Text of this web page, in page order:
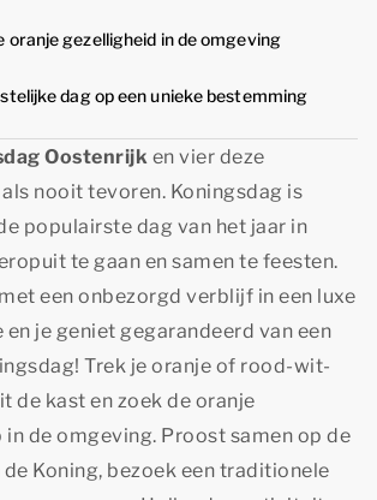
oranje gezelligheid in de omgeving
dag op een unieke bestemming
Oostenrijk en vier deze
nooit tevoren. Koningsdag is
populairste dag van het jaar in
te gaan en samen te feesten.
een onbezorgd verblijf in een luxe
je geniet gegarandeerd van een
Trek je oranje of rood-wit-
de kast en zoek de oranje
de omgeving. Proost samen op de
Koning, bezoek een traditionele